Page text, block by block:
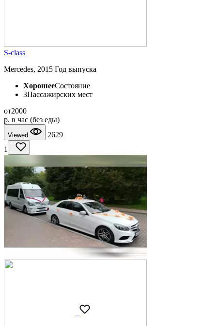
S-class
Mercedes, 2015 Год выпуска
ХорошееСостояние
3Пассажирских мест
от2000
p. в час (без еды)
Viewed
2629
1